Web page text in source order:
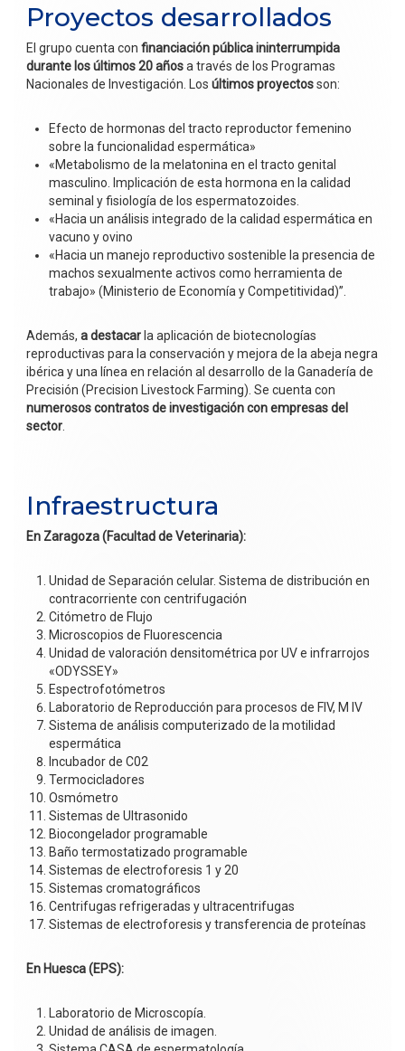
Proyectos desarrollados
El grupo cuenta con financiación pública ininterrumpida
durante los últimos 20 añosa través de los Programas
Nacionales de Investigación. Los últimos proyectosson:
Efecto de hormonas del tracto reproductor femenino
sobre la funcionalidad espermática»
«Metabolismo de la melatonina en el tracto genital
masculino. Implicación de esta hormona en la calidad
seminal y fisiología de los espermatozoides.
«Hacia un análisis integrado de la calidad espermática en
vacuno y ovino
«Hacia un manejo reproductivo sostenible la presencia de
machos sexualmente activos como herramienta de
trabajo» (Ministerio de Economía y Competitividad)”.
Además, a destacar la aplicación de biotecnologías
reproductivas para la conservación y mejora de la abeja negra
ibérica y una línea en relación al desarrollo de la Ganadería de
Precisión (Precision Livestock Farming). Se cuenta con
numerosos contratos de investigación con empresas del
sector
Infraestructura
En Zaragoza (Facultad de Veterinaria):
Unidad de Separación celular. Sistema de distribución en
contracorriente con centrifugación
Citómetro de Flujo
Microscopios de Fluorescencia
Unidad de valoración densitométrica por UV e infrarrojos
«ODYSSEY»
Espectrofotómetros
Laboratorio de Reproducción para procesos de FIV, M IV
Sistema de análisis computerizado de la motilidad
espermática
lncubador de C02
Termocicladores
Osmómetro
Sistemas de Ultrasonido
Biocongelador programable
Baño termostatizado programable
Sistemas de electroforesis 1 y 20
Sistemas cromatográficos
Centrifugas refrigeradas y ultracentrifugas
Sistemas de electroforesis y transferencia de proteínas
En Huesca (EPS):
Laboratorio de Microscopía.
Unidad de análisis de imagen.